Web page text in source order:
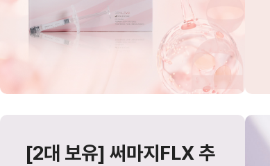
[2대 보유] 써마지FLX 추